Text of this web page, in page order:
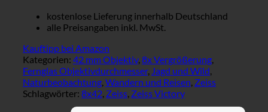
kostenlose Lieferung innerhalb Deutschland
alle Preisangaben inkl. MwSt.
Kauftipp bei Amazon
Kategorien: 42 mm Objektiv, 8x Vergrößerung,
Fernglas Objektivdurchmesser, Jagd und Wild,
Naturbeobachtung, Wandern und Reisen, Zeiss
Schlagwörter: 8x42, Zeiss, Zeiss Victory